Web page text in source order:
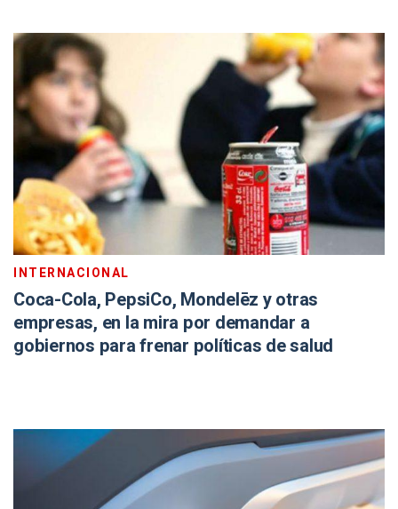
INTERNACIONAL
Coca-Cola, PepsiCo, Mondelēz y otras
empresas, en la mira por demandar a
gobiernos para frenar políticas de salud